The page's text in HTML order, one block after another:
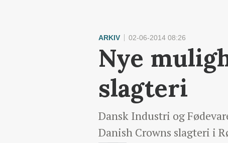
ARKIV 02-06-2014 08:26
Nye
slagteri
Dansk Industri og
Danish Crowns slagteri i